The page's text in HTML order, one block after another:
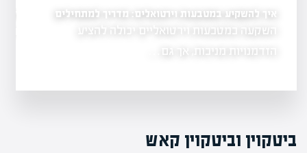
מושגים
וביטקוין,
איך להשקיע במטבעות וירטואלים: מדריך למתחילים
השקעה במטבעות וירטואליים יכולה להציע
הזדמנויות מניבות, אך גם…
לימוד שוק ההון
ביטקוין וביטקוין קאש